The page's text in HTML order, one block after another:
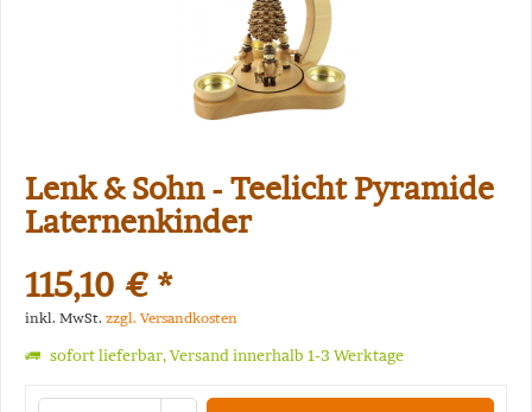
Lenk & Sohn - Teelicht Pyramide
Laternenkinder
115,10 € *
inkl. MwSt. zzgl. Versandkosten
sofort lieferbar, Versand innerhalb 1-3 Werktage